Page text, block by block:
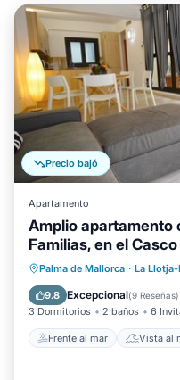
Precio bajó
Apartamento
Amplio apartamento
Familias, en el
Palma de Mallorca · La Llotja-
9.8 Excepcional(9 Reseñas)
3 Dormitorios 2 baños 6
Frente al mar Vista al
Frente al mar
Balcón/Terraza